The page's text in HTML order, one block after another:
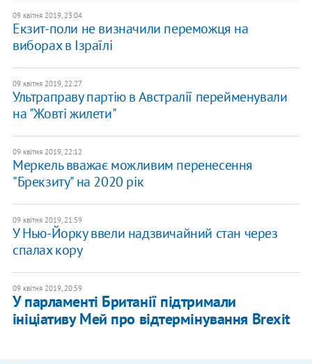
09 квітня 2019, 23:04
Екзит-поли не визначили переможця на
виборах в Ізраїлі
09 квітня 2019, 22:27
Ультраправу партію в Австралії перейменували
на "Жовті жилети"
09 квітня 2019, 22:12
Меркель вважає можливим перенесення
"Брекзиту" на 2020 рік
09 квітня 2019, 21:59
У Нью-Йорку ввели надзвичайний стан через
спалах кору
09 квітня 2019, 20:59
У парламенті Британії підтримали
ініціативу Мей про відтермінування Brexit